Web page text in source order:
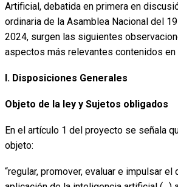
Artificial, debatida en primera en
ordinaria de la Asamblea Nacional del
2024, surgen las siguientes
aspectos más relevantes contenidos en
I. Disposiciones Generales
Objeto de la ley y Sujetos obligados
En el artículo 1 del proyecto se señala
objeto:
“regular, promover, evaluar e impulsar